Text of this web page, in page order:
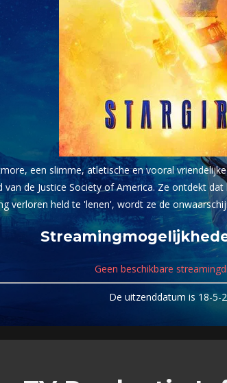
een slimme, atletische en vooral
de Justice Society of America. Ze ontdekt
verloren held te 'lenen', wordt ze de
Geen beschikbare
De uitzenddatum is 18-5-